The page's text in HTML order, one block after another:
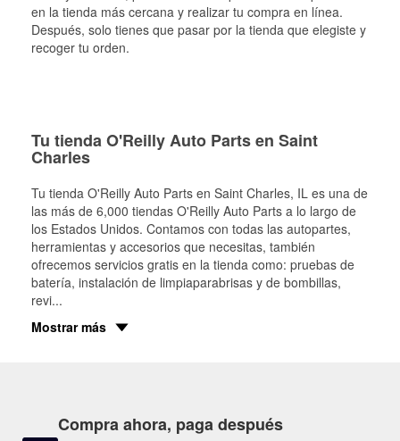
en la tienda más cercana y realizar tu compra en línea.
Después, solo tienes que pasar por la tienda que elegiste y
recoger tu orden.
Tu tienda O'Reilly Auto Parts en Saint
Charles
Tu tienda O'Reilly Auto Parts en Saint Charles, IL es una de
las más de 6,000 tiendas O'Reilly Auto Parts a lo largo de
los Estados Unidos. Contamos con todas las autopartes,
herramientas y accesorios que necesitas, también
ofrecemos servicios gratis en la tienda como: pruebas de
batería, instalación de limpiaparabrisas y de bombillas,
revi...
Mostrar más
Compra ahora, paga después